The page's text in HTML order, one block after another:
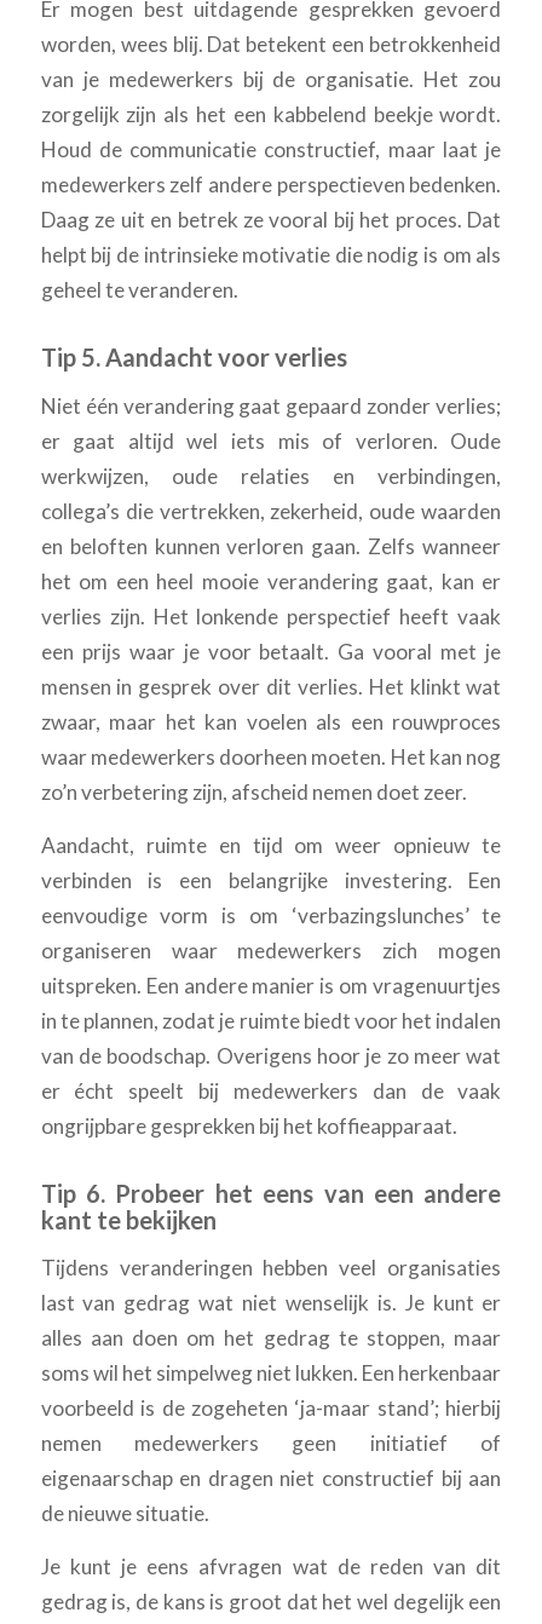
Er mogen best uitdagende gesprekken gevoerd
worden, wees blij. Dat betekent een betrokkenheid
van je medewerkers bij de organisatie. Het zou
zorgelijk zijn als het een kabbelend beekje wordt.
Houd de communicatie constructief, maar laat je
medewerkers zelf andere perspectieven bedenken.
Daag ze uit en betrek ze vooral bij het proces. Dat
helpt bij de intrinsieke motivatie die nodig is om als
geheel te veranderen.
Tip 5. Aandacht voor verlies
Niet één verandering gaat gepaard zonder verlies;
er gaat altijd wel iets mis of verloren. Oude
werkwijzen, oude relaties en verbindingen,
collega’s die vertrekken, zekerheid, oude waarden
en beloften kunnen verloren gaan. Zelfs wanneer
het om een heel mooie verandering gaat, kan er
verlies zijn. Het lonkende perspectief heeft vaak
een prijs waar je voor betaalt. Ga vooral met je
mensen in gesprek over dit verlies. Het klinkt wat
zwaar, maar het kan voelen als een rouwproces
waar medewerkers doorheen moeten. Het kan nog
zo’n verbetering zijn, afscheid nemen doet zeer.
Aandacht, ruimte en tijd om weer opnieuw te
verbinden is een belangrijke investering. Een
eenvoudige vorm is om ‘verbazingslunches’ te
organiseren waar medewerkers zich mogen
uitspreken. Een andere manier is om vragenuurtjes
in te plannen, zodat je ruimte biedt voor het indalen
van de boodschap. Overigens hoor je zo meer wat
er écht speelt bij medewerkers dan de vaak
ongrijpbare gesprekken bij het koffieapparaat.
Tip 6. Probeer het eens van een andere
kant te bekijken
Tijdens veranderingen hebben veel organisaties
last van gedrag wat niet wenselijk is. Je kunt er
alles aan doen om het gedrag te stoppen, maar
soms wil het simpelweg niet lukken. Een herkenbaar
voorbeeld is de zogeheten ‘ja-maar stand’; hierbij
nemen medewerkers geen initiatief of
eigenaarschap en dragen niet constructief bij aan
de nieuwe situatie.
Je kunt je eens afvragen wat de reden van dit
gedrag is, de kans is groot dat het wel degelijk een